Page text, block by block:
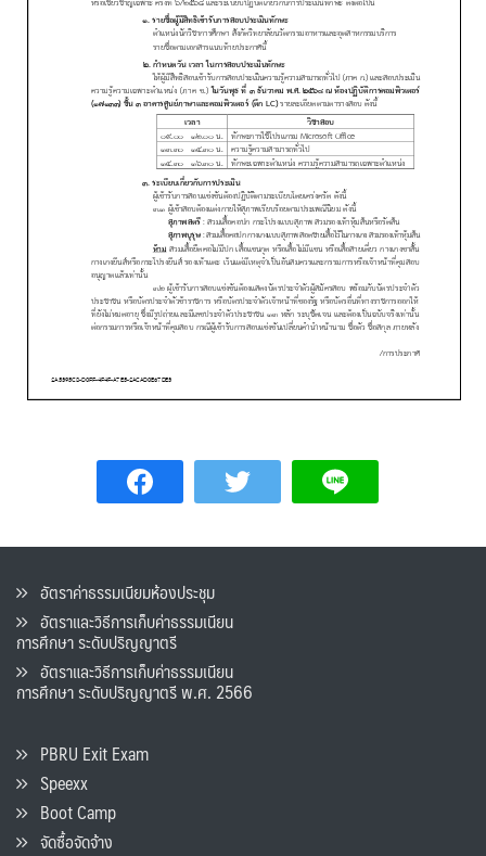
อัตราค่าธรรมเนียมห้องประชุม
อัตราและวิธีการเก็บค่าธรรมเนียน
การศึกษา ระดับปริญญาตรี
อัตราและวิธีการเก็บค่าธรรมเนียน
การศึกษา ระดับปริญญาตรี พ.ศ. 2566
PBRU Exit Exam
Speexx
Boot Camp
จัดซื้อจัดจ้าง